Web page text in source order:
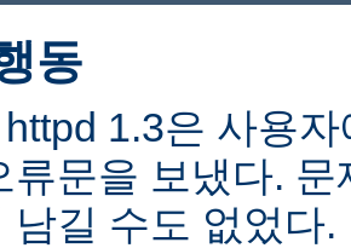
동
1.3은 사용
류문을 보냈다.
남길 수도 없었다.